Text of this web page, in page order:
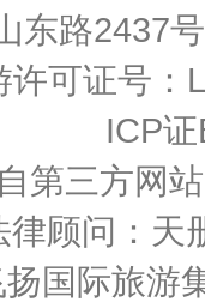
东路2437
许可证号
ICP
第三方网
律顾问：天
国际旅游